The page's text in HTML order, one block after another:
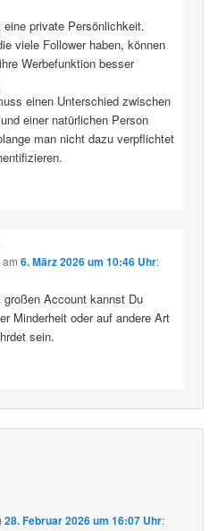
private Persönlichkeit.
viele Follower haben, können
Werbefunktion besser
einen Unterschied zwischen
einer natürlichen Person
man nicht dazu verpflichtet
am 6. März 2026 um 10:46 Uhr:
Account kannst Du
Minderheit oder auf andere Art
sein.
28. Februar 2026 um 16:07 Uhr: